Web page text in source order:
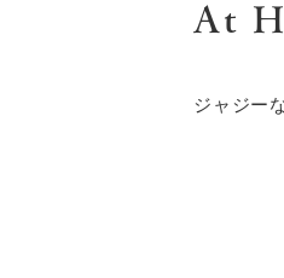
At
ジャジー